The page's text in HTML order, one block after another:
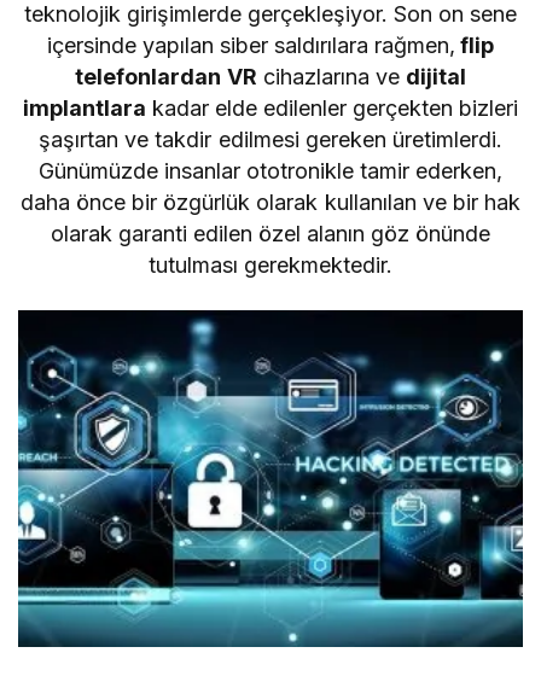
teknolojik girişimlerde gerçekleşiyor. Son on sene
içersinde yapılan siber saldırılara rağmen, flip
telefonlardan VR cihazlarına ve dijital
implantlara kadar elde edilenler gerçekten bizleri
şaşırtan ve takdir edilmesi gereken üretimlerdi.
Günümüzde insanlar ototronikle tamir ederken,
daha önce bir özgürlük olarak kullanılan ve bir hak
olarak garanti edilen özel alanın göz önünde
tutulması gerekmektedir.